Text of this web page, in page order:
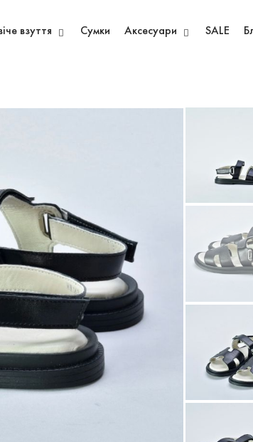
взуття Сумки Аксесуари SALE